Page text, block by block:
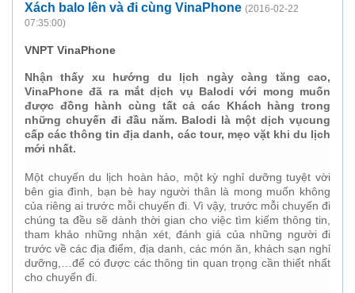
Xách balo lên và đi cùng VinaPhone (2016-02-22
07:35:00)
VNPT VinaPhone
Nhận thấy xu hướng du lịch ngày càng tăng cao,
VinaPhone đã ra mắt dịch vụ Balodi với mong muốn
được đồng hành cùng tất cả các Khách hàng trong
những chuyến đi đầu năm. Balodi là một dịch vụcung
cấpcácthông tin địa danh, các tour, mẹo vặt khi du lịch
mới nhất.
Một chuyến du lịch hoàn hảo, một kỳ nghỉ dưỡng tuyệt vời
bên gia đình, bạn bè hay người thân là mong muốn không
của riêng ai trước mỗi chuyến đi. Vì vậy, trước mỗi chuyến đi
chúng ta đều sẽ dành thời gian cho việc tìm kiếm thông tin,
tham khảo những nhận xét, đánh giá của những người đi
trước về các địa điểm, địa danh, các món ăn, khách sạn nghỉ
dưỡng,…để có được các thông tin quan trọng cần thiết nhất
cho chuyến đi.